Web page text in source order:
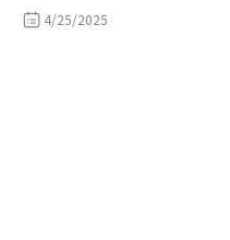
4/25/2025